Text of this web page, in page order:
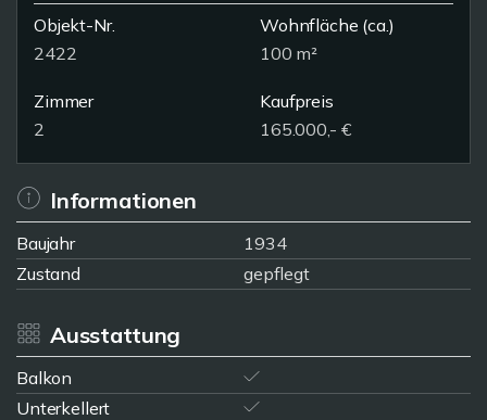
Objekt-Nr.
2422
Wohnfläche (ca.)
100 m²
Zimmer
2
Kaufpreis
165.000,- €
Informationen
Baujahr
1934
Zustand
gepflegt
Ausstattung
Balkon
Unterkellert